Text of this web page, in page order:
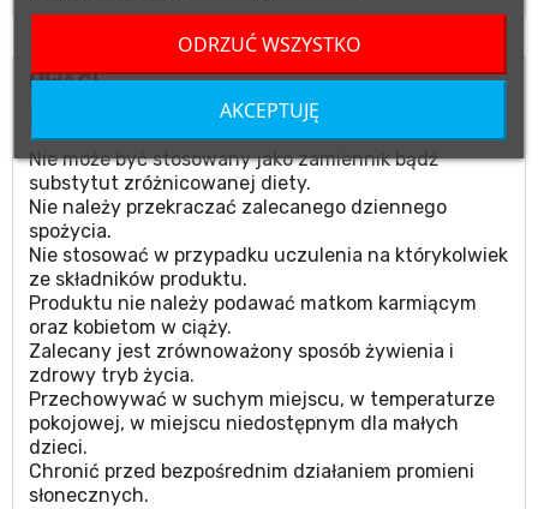
UWAGI
Nie może być stosowany jako zamiennik bądź
substytut zróżnicowanej diety.
Nie należy przekraczać zalecanego dziennego
spożycia.
Nie stosować w przypadku uczulenia na którykolwiek
ze składników produktu.
Produktu nie należy podawać matkom karmiącym
oraz kobietom w ciąży.
Zalecany jest zrównoważony sposób żywienia i
zdrowy tryb życia.
Przechowywać w suchym miejscu, w temperaturze
pokojowej, w miejscu niedostępnym dla małych
dzieci.
Chronić przed bezpośrednim działaniem promieni
słonecznych.
ODRZUĆ WSZYSTKO
AKCEPTUJĘ